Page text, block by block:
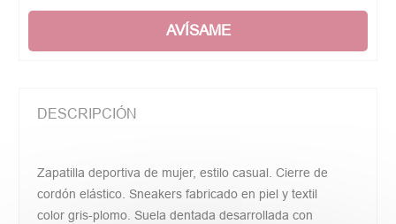
AVÍSAME
DESCRIPCIÓN
Zapatilla deportiva de mujer, estilo casual. Cierre de
cordón elástico. Sneakers fabricado en piel y textil
color gris-plomo. Suela dentada desarrollada con